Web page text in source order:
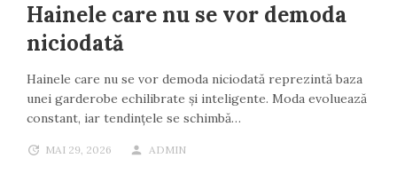
Hainele care nu se vor demoda
niciodată
Hainele care nu se vor demoda niciodată reprezintă baza
unei garderobe echilibrate și inteligente. Moda evoluează
constant, iar tendințele se schimbă…
MAI 29, 2026 ADMIN